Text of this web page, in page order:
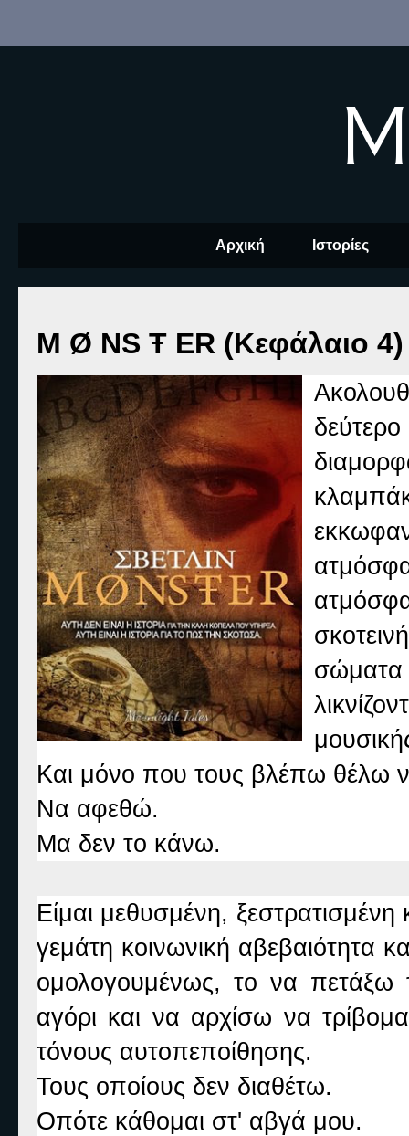
Αρχική Ιστορίες
M Ø NS Ŧ ER (Κεφάλαιο
σώματα
Και μόνο που τους βλέπω θέλω
Να αφεθώ.
Μα δεν το κάνω.
Είμαι μεθυσμένη,
γεμάτη κοινωνική αβεβαιότητα
ομολογουμένως, το να
αγόρι και να αρχίσω να
τόνους αυτοπεποίθησης.
Τους οποίους δεν διαθέτω.
Οπότε κάθομαι στ' αβγά μου.